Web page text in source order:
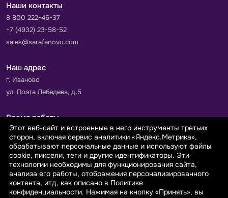
Наши контакты
8 800 222-46-37
+7 (4932) 23-58-52
sales@sarafanovo.com
Наш адрес
г. Иваново
ул. Поэта Лебедева, д.5
Время работы
Пн-Пт с 9.00 до 18.00
Сб-Вс: выходной
Принимаем к оплате
Этот веб-сайт и встроенные в него инструменты третьих
сторон, включая сервис аналитики «Яндекс.Метрика»,
обрабатывают персональные данные и используют файлы
cookie, пиксели, теги и другие идентификаторы. Эти
технологии необходимы для функционирования сайта,
анализа его работы, отображения персонализированного
контента, итд, как описано в Политике
конфиденциальности. Нажимая на кнопку «Принять», вы